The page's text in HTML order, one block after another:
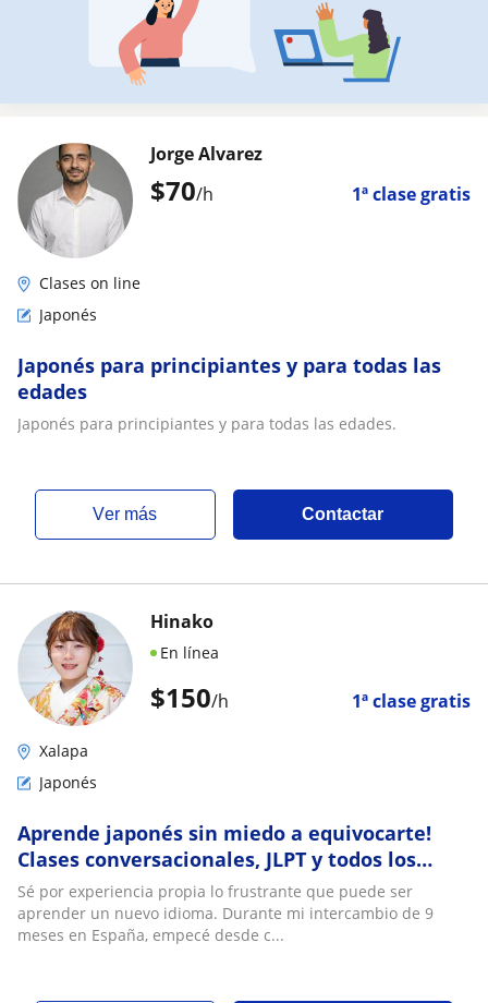
$70/h 1ª clase gratis
Jorge Alvarez
Clases on line
Japonés
Japonés para principiantes y para todas las
edades
Japonés para principiantes y para todas las edades.
ver más Contactar
$150/h 1ª clase gratis
Hinako
En línea
Xalapa
Japonés
Aprende japonés sin miedo a equivocarte!
Clases conversacionales, JLPT y todos los
niveles con profesora nativa
Sé por experiencia propia lo frustrante que puede ser
aprender un nuevo idioma. Durante mi intercambio de 9
meses en España, empecé desde c...